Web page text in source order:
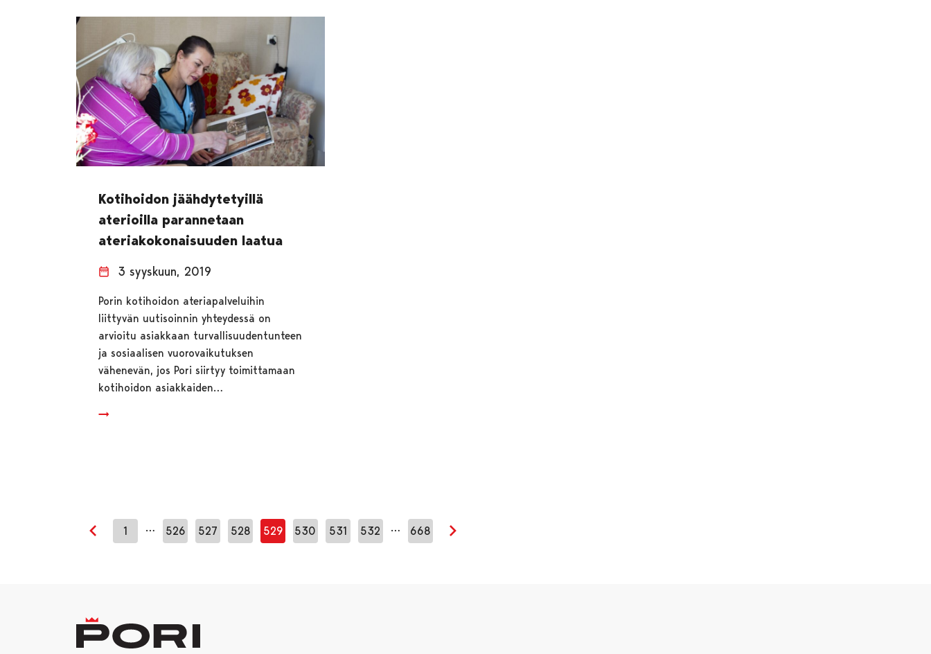
Kotihoidon jäähdytetyillä
aterioilla parannetaan
ateriakokonaisuuden laatua
3 syyskuun, 2019
Porin kotihoidon ateriapalveluihin
liittyvän uutisoinnin yhteydessä on
arvioitu asiakkaan turvallisuudentunteen
ja sosiaalisen vuorovaikutuksen
vähenevän, jos Pori siirtyy toimittamaan
kotihoidon asiakkaiden…
Edellinen sivu
1 … 526 527 528 529 530 531 532 … 668